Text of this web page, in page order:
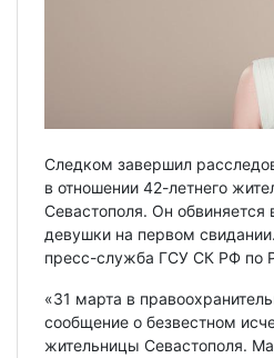
Следком завершил
в отношении 42-летнего
Севастополя. Он обвиняется
девушки на первом
пресс-служба ГСУ СК РФ по
«31 марта в
сообщение о безвестном
жительницы Севастополя.